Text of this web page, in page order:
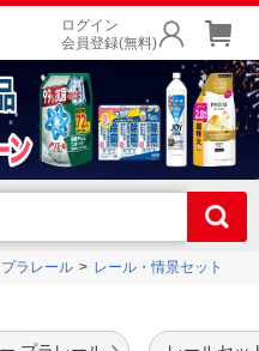
ログイン
会員登録(無料)
プラレール レール・情景セット